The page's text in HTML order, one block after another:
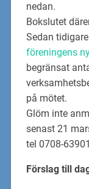
nedan.
Bokslutet
Sedan
föreningens
begränsat
på mötet.
Glöm inte
senast 21
tel 0708-
Förslag till